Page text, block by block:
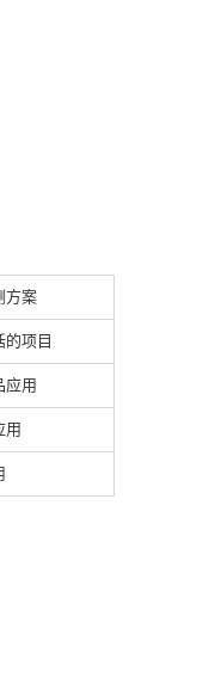
方案
的项目
应用
用